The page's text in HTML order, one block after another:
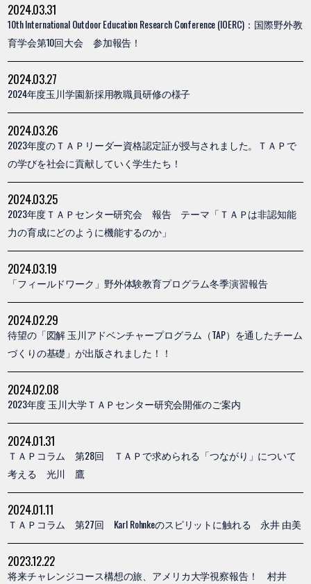
2024.03.31
10th International Outdoor Education Research Conference (IOERC)：国際野外教
育学会第10回大会 参加報告！
2024.03.27
2024年度玉川学園新採用教職員研修の様子
2024.03.26
2023年度のＴＡＰリーダー資格認定証が授与されました。ＴＡＰで
の学びを社会に貢献していく学生たち！
2024.03.25
2023年度ＴＡＰセンター研究会 報告 テーマ「ＴＡＰは非認知能
力の育成にどのように機能するのか」
2024.03.19
「フィールドワーク」野外体験教育プログラム冬季演習報告
2024.02.29
待望の「図解 玉川アドベンチャープログラム（TAP）を通したチーム
づくりの基礎」が出版されました！！
2024.02.08
2023年度 玉川大学ＴＡＰセンター研究会開催のご案内
2024.01.31
ＴＡＰコラム 第28回 ＴＡＰで求められる「つながり」について
考える 光川 鷹
2024.01.11
ＴＡＰコラム 第27回 Karl Rohnkeのスピリットに触れる 永井 由美
2023.12.22
将来チャレンジコース構想の旅、アメリカ大学視察報告！ 村井